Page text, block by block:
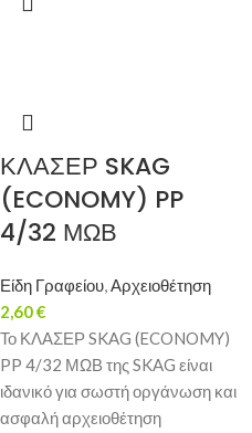
ΚΛΑΣΕΡ SKAG
(ECONOMY) PP
4/32 ΜΩΒ
Είδη Γραφείου,Αρχειοθέτηση
2,60€
Το ΚΛΑΣΕΡ SKAG (ECONOMY)
PP 4/32 ΜΩΒ της SKAG είναι
ιδανικό για σωστή οργάνωση και
ασφαλή αρχειοθέτηση